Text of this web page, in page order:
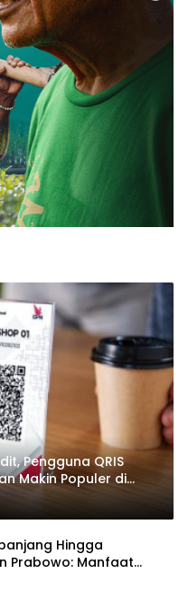
Pengguna QRIS
Makin Populer di
Hingga
Prabowo: Manfaat